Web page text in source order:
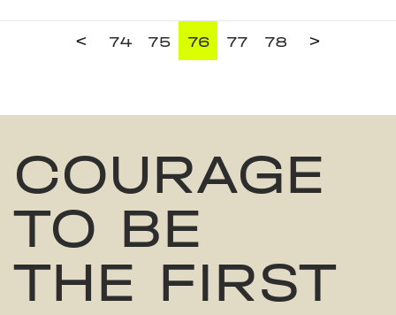
< 74 75 76 77 78 >
COURAGE
TO BE
THE FIRST